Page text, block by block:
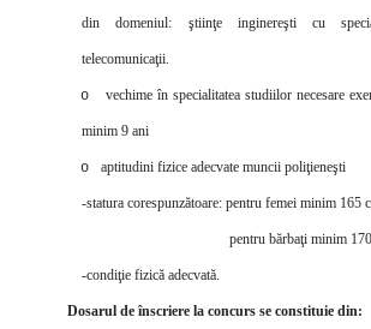
din domeniul: ştiinţe inginereşti cu
telecomunicaţii.
o vechime în specialitatea studiilor necesare
minim 9 ani
o aptitudini fizice adecvate muncii poliţieneşti
-statura corespunzătoare: pentru femei minim 165
pentru bărbaţi minim
-condiţie fizică adecvată.
Dosarul de înscriere la concurs se constituie din: